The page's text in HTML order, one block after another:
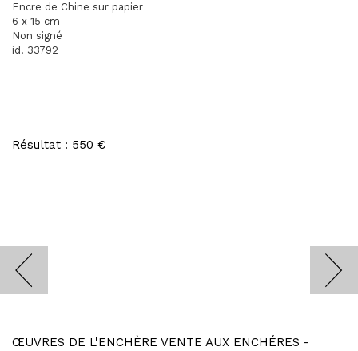
Encre de Chine sur papier
6 x 15 cm
Non signé
id. 33792
Résultat : 550 €
ŒUVRES DE L'ENCHÈRE VENTE AUX ENCHÉRES -